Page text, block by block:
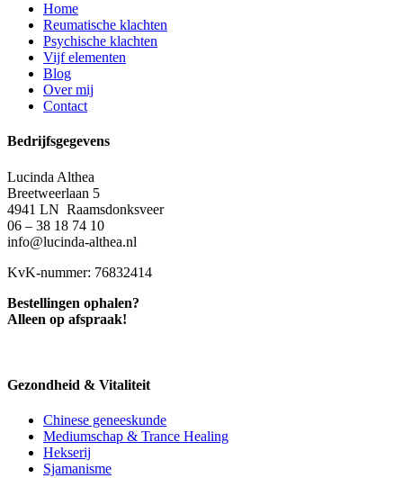
Home
Reumatische klachten
Psychische klachten
Vijf elementen
Blog
Over mij
Contact
Bedrijfsgegevens
Lucinda Althea
Breetweerlaan 5
4941 LN Raamsdonksveer
06 – 38 18 74 10
info@lucinda-althea.nl
KvK-nummer: 76832414
Bestellingen ophalen?
Alleen op afspraak!
Gezondheid & Vitaliteit
Chinese geneeskunde
Mediumschap & Trance Healing
Hekserij
Sjamanisme